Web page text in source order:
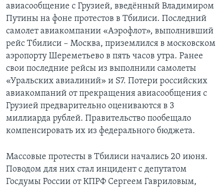
авиасообщение с Грузией, введённый Владимиром
Путины на фоне протестов в Тбилиси. Последний
самолет авиакомпании «Аэрофлот», выполнивший
рейс Тбилиси – Москва, приземлился в московском
аэропорту Шереметьево в пять часов утра. Ранее
свои последние рейсы из выполнили самолеты
«Уральских авиалиний» и S7. Потери российских
авиакомпаний от прекращения авиасообщения с
Грузией предварительно оцениваются в 3
миллиарда рублей. Правительство пообещало
компенсировать их из федерального бюджета.
Массовые протесты в Тбилиси начались 20 июня.
Поводом для них стал инцидент с депутатом
Госдумы России от КПРФ Сергеем Гавриловым,